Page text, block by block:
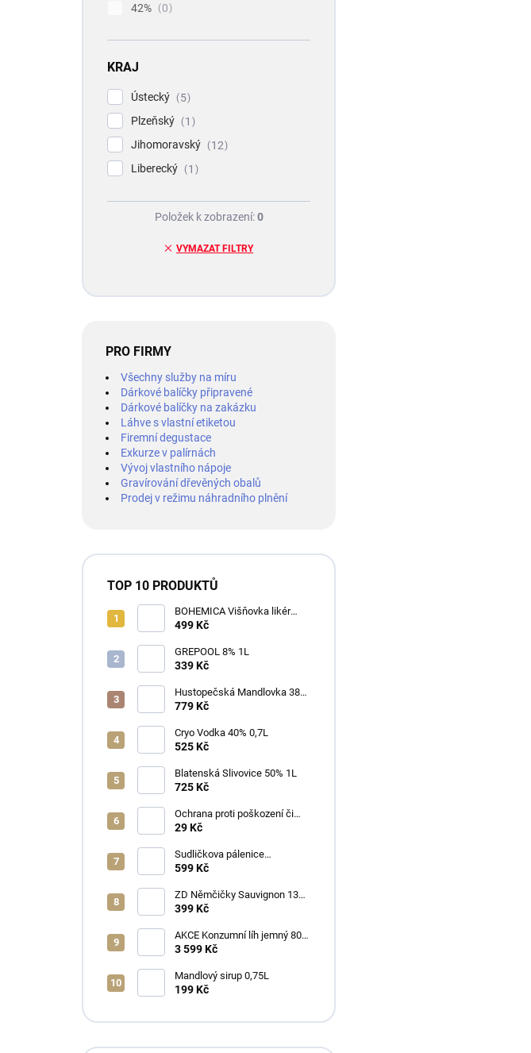
42%
0
KRAJ
Ústecký
5
Plzeňský
1
Jihomoravský
12
Liberecký
1
VYMAZAT FILTRY
Položek k zobrazení:0
PRO FIRMY
Všechny služby na míru
Dárkové balíčky připravené
Dárkové balíčky na zakázku
Láhve s vlastní etiketou
Firemní degustace
Exkurze v palírnách
Vývoj vlastního nápoje
Gravírování dřevěných obalů
Prodej v režimu náhradního plnění
TOP 10 PRODUKTŮ
BOHEMICA Višňovka likér
25% 0,7L
499 Kč
GREPOOL 8% 1L
339 Kč
Hustopečská Mandlovka 38%
1L
779 Kč
Cryo Vodka 40% 0,7L
525 Kč
Blatenská Slivovice 50% 1L
725 Kč
Ochrana proti poškození či
ztrátě
29 Kč
Sudličkova pálenice
Ořechovka 30% 0,7L
599 Kč
ZD Němčičky Sauvignon 13%
2025 Bag in Box 3L - suché
399 Kč
AKCE Konzumní líh jemný 80%
min 6x1L
3 599 Kč
Mandlový sirup 0,75L
199 Kč